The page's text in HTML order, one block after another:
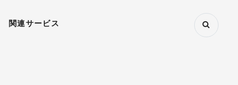
関連サービス